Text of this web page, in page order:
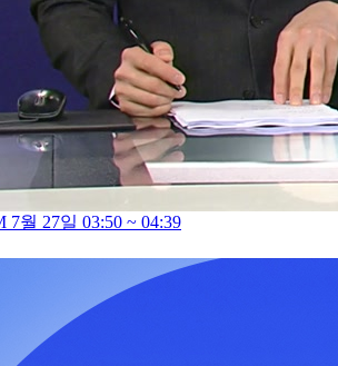
7월 27일 03:50 ~ 04:39